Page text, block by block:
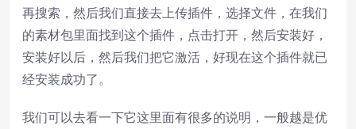
再搜索，然后我们直接去上传插件，选择文件，在我们
的素材包里面找到这个插件，点击打开，然后安装好，
安装好以后，然后我们把它激活，好现在这个插件就已
经安装成功了。
我们可以去看一下它这里面有很多的说明，一般越是优